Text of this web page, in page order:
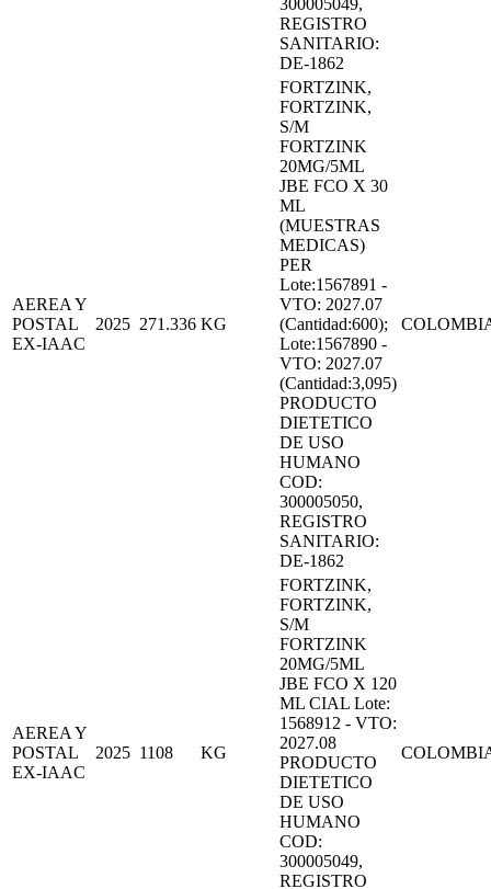
REGISTRO
SANITARIO:
DE-1862
AEREA Y
POSTAL
EX-IAAC
2025 271.336 KG
FORTZINK,
FORTZINK,
S/M
FORTZINK
20MG/5ML
JBE FCO X 30
ML
(MUESTRAS
MEDICAS)
PER
Lote:1567891 -
VTO: 2027.07
(Cantidad:600);
Lote:1567890 -
VTO: 2027.07
(Cantidad:3,095)
PRODUCTO
DIETETICO
DE USO
HUMANO
COD:
300005050,
REGISTRO
SANITARIO:
DE-1862
AEREA Y
POSTAL
EX-IAAC
2025 1108 KG
FORTZINK,
FORTZINK,
S/M
FORTZINK
20MG/5ML
JBE FCO X 120
ML CIAL Lote:
1568912 - VTO:
2027.08
PRODUCTO
DIETETICO
DE USO
HUMANO
COD:
300005049,
REGISTRO